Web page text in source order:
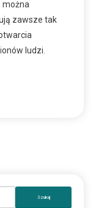
można
zawsze tak
ludzi.